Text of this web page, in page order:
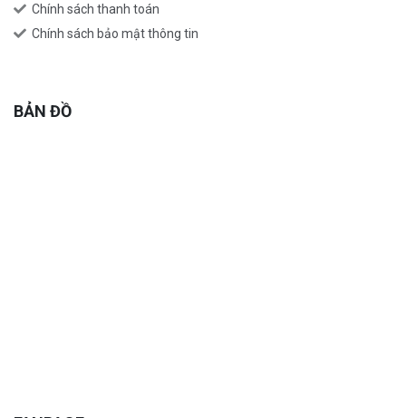
Chính sách thanh toán
Chính sách bảo mật thông tin
BẢN ĐỒ